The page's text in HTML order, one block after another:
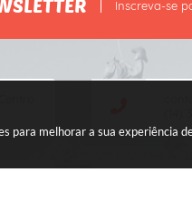
para melhorar a sua experiência
Inscreva-se